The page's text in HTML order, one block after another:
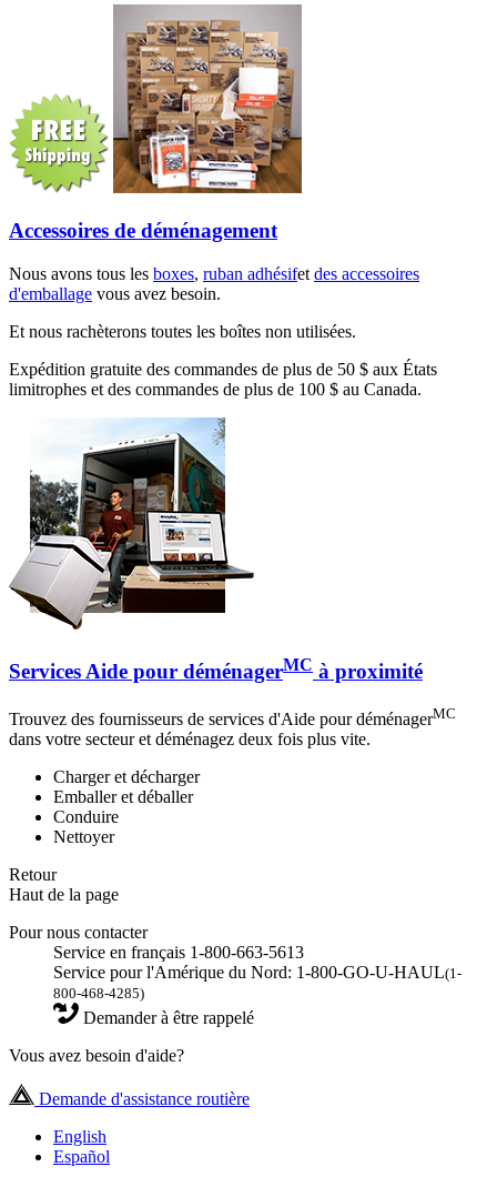
Accessoires de déménagement
Nous avons tous les boxes, ruban adhésifet des accessoires
d'emballage vous avez besoin.
Et nous rachèterons toutes les boîtes non utilisées.
Expédition gratuite des commandes de plus de 50 $ aux États
limitrophes et des commandes de plus de 100 $ au Canada.
Services Aide pour déménagerMC à proximité
Trouvez des fournisseurs de services d'Aide pour déménagerMC
dans votre secteur et déménagez deux fois plus vite.
Charger et décharger
Emballer et déballer
Conduire
Nettoyer
Retour
Haut de la page
Pour nous contacter
Service en français 1-800-663-5613
Service pour l'Amérique du Nord: 1-800-GO-U-HAUL(1-
800-468-4285)
Demander à être rappelé
Vous avez besoin d'aide?
Demande d'assistance routière
English
Español